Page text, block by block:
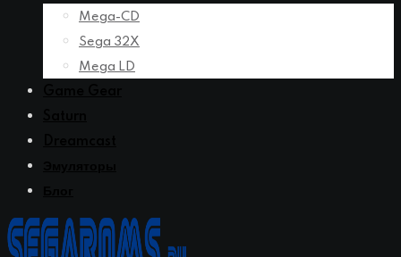
Mega-CD
Sega 32X
Mega LD